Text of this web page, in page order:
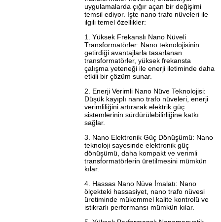
uygulamalarda çığır açan bir değişimi
temsil ediyor. İşte nano trafo nüveleri ile
ilgili temel özellikler:
1. Yüksek Frekanslı Nano Nüveli
Transformatörler: Nano teknolojisinin
getirdiği avantajlarla tasarlanan
transformatörler, yüksek frekansta
çalışma yeteneği ile enerji iletiminde daha
etkili bir çözüm sunar.
2. Enerji Verimli Nano Nüve Teknolojisi:
Düşük kayıplı nano trafo nüveleri, enerji
verimliliğini artırarak elektrik güç
sistemlerinin sürdürülebilirliğine katkı
sağlar.
3. Nano Elektronik Güç Dönüşümü: Nano
teknoloji sayesinde elektronik güç
dönüşümü, daha kompakt ve verimli
transformatörlerin üretilmesini mümkün
kılar.
4. Hassas Nano Nüve İmalatı: Nano
ölçekteki hassasiyet, nano trafo nüvesi
üretiminde mükemmel kalite kontrolü ve
istikrarlı performansı mümkün kılar.